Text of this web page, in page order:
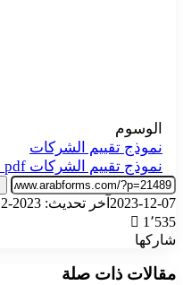
الوسوم
نموذج تقييم الشركات
نموذج تقييم الشركات pdf جاهز للطباعة
2023-12-07 آخر تحديث: 2023-12-07
1٬535
شاركها
مقالات ذات صلة